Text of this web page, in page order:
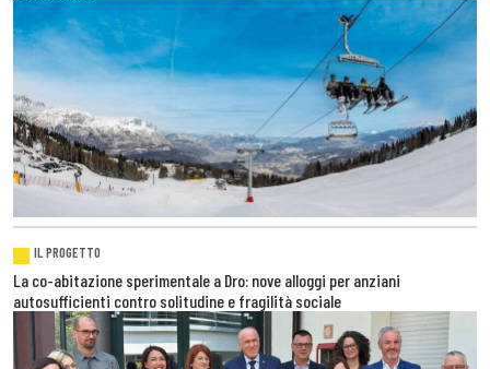
IL PROGETTO
La co-abitazione sperimentale a Dro: nove alloggi per anziani
autosufficienti contro solitudine e fragilità sociale